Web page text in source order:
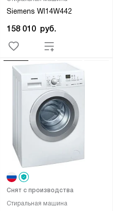
Siemens WI14W442
158 010 руб.
Стиральная машина
Снят с производства